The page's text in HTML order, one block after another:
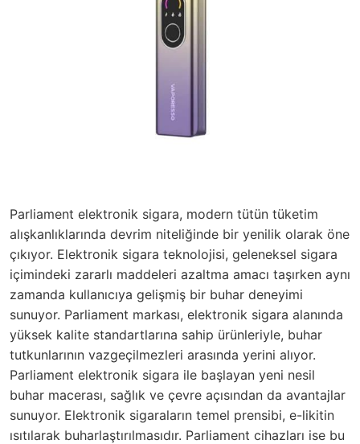
Parliament elektronik sigara, modern tütün tüketim
alışkanlıklarında devrim niteliğinde bir yenilik olarak öne
çıkıyor. Elektronik sigara teknolojisi, geleneksel sigara
içimindeki zararlı maddeleri azaltma amacı taşırken aynı
zamanda kullanıcıya gelişmiş bir buhar deneyimi
sunuyor. Parliament markası, elektronik sigara alanında
yüksek kalite standartlarına sahip ürünleriyle, buhar
tutkunlarının vazgeçilmezleri arasında yerini alıyor.
Parliament elektronik sigara ile başlayan yeni nesil
buhar macerası, sağlık ve çevre açısından da avantajlar
sunuyor. Elektronik sigaraların temel prensibi, e-likitin
ısıtılarak buharlaştırılmasıdır. Parliament cihazları ise bu